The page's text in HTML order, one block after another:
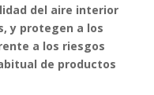
del aire interior
y protegen a los
a los riesgos
de productos